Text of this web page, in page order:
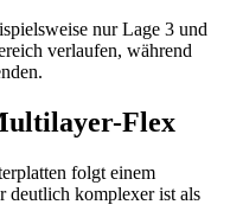
nur Lage 3 und
verlaufen, während
Flex
folgt einem
deutlich komplexer ist als